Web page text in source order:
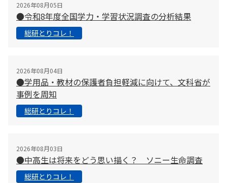
2026年08月05日
●令和8年度全国学力・学習状況調査の分析結果
総研とりコレ！
2026年08月04日
●学用品・教材の保護者負担軽減に向けて、文科省が
事例を周知
総研とりコレ！
2026年08月03日
●中高生は将来をどう思い描く？ ソニー生命調査
総研とりコレ！